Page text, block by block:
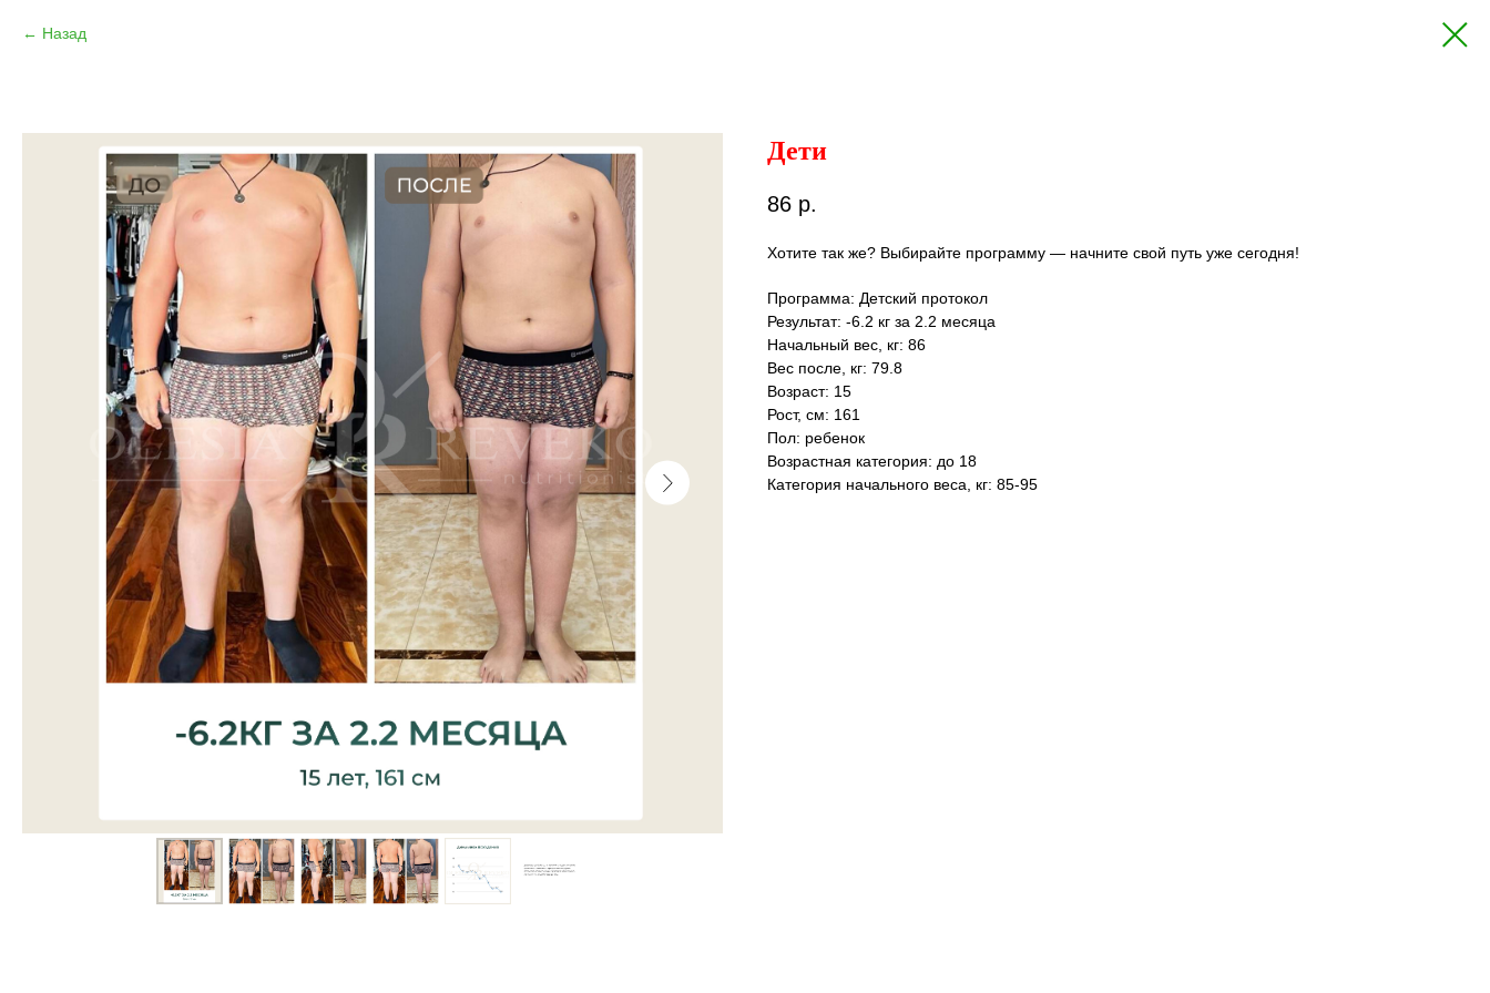
Назад
Дети
86 р.
Хотите так же? Выбирайте программу — начните свой путь уже сегодня!
Программа: Детский протокол
Результат: -6.2 кг за 2.2 месяца
Начальный вес, кг: 86
Вес после, кг: 79.8
Возраст: 15
Рост, см: 161
Пол: ребенок
Возрастная категория: до 18
Категория начального веса, кг: 85-95